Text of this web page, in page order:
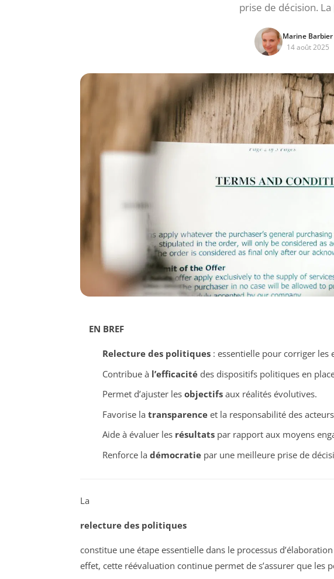
prise de décision.
Marine Barbier
14 août 2025
EN BREF
Relecture des politiques: essentielle pour corriger les
Contribue à l’efficacitédes dispositifs politiques en
Permet d’ajuster les objectifsaux réalités évolutives.
Favorise la transparenceet la responsabilité des
Aide à évaluer les résultatspar rapport aux moyens
Renforce la démocratiepar une meilleure prise de
La
relecture des politiques
constitue une étape essentielle dans le processus
effet, cette réévaluation continue permet de s’assurer que les